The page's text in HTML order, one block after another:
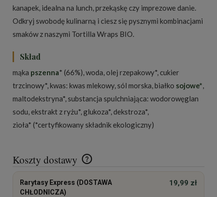
kanapek, idealna na lunch, przekąskę czy imprezowe danie.
Odkryj swobodę kulinarną i ciesz się pysznymi kombinacjami
smaków z naszymi Tortilla Wraps BIO.
Skład
mąka pszenna* (66%), woda, olej rzepakowy*, cukier
trzcinowy*, kwas: kwas mlekowy, sól morska, białko sojowe*,
maltodekstryna*, substancja spulchniająca: wodorowęglan
sodu, ekstrakt z ryżu*, glukoza*, dekstroza*,
zioła* (*certyfikowany składnik ekologiczny)
Koszty dostawy
Cena nie zawiera ewentualnych kosztów płatności
Rarytasy Express (DOSTAWA
CHŁODNICZA)
19,99 zł